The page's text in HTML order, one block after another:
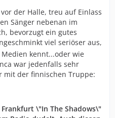
der Halle, treu auf Einlass
Sänger nebenan im
bevorzugt ein gutes
viel seriöser aus,
kennt...oder wie
war jedenfalls sehr
mit der finnischen Truppe:
\"In The Shadows\"